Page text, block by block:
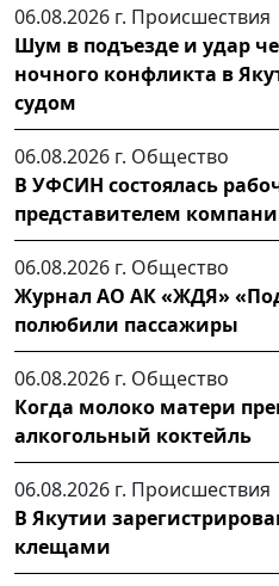
06.08.2026 г. Происшествия
Шум в подъезде и удар
ночного конфликта в
судом
06.08.2026 г. Общество
В УФСИН состоялась
представителем
06.08.2026 г. Общество
Журнал АО АК «ЖДЯ»
полюбили пассажиры
06.08.2026 г. Общество
Когда молоко матери
алкогольный коктейль
06.08.2026 г. Происшествия
В Якутии
клещами